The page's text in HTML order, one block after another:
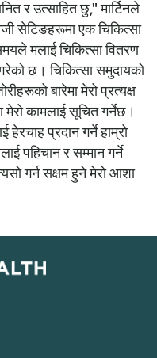
र उत्साहित छु," मार्टिनले
सेटिङहरूमा एक चिकित्सा
मलाई चिकित्सा वितरण
छ। चिकित्सा समुदायको
बारेमा मेरो प्रत्यक्ष
कामलाई सूचित गर्नेछ।
प्रदान गर्ने हाम्रो
पहिचान र सम्मान गर्ने
गर्न सक्षम हुने मेरो आशा